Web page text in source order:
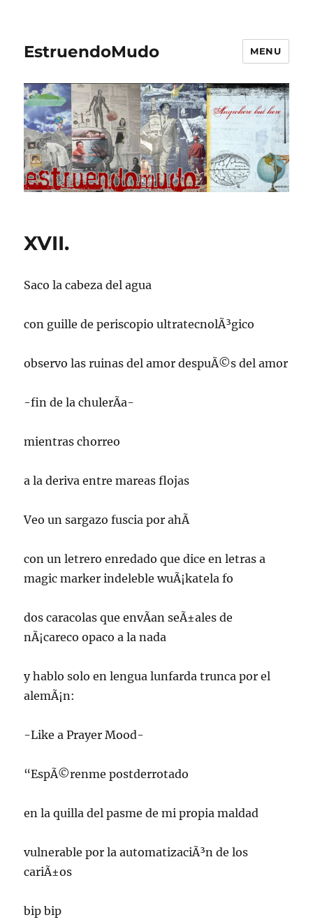
EstruendoMudo MENU
XVII.
Saco la cabeza del agua
con guille de periscopio ultratecnolÃ³gico
observo las ruinas del amor despuÃ©s del amor
-fin de la chulerÃ­a-
mientras chorreo
a la deriva entre mareas flojas
Veo un sargazo fuscia por ahÃ­
con un letrero enredado que dice en letras a
magic marker indeleble wuÃ¡katela fo
dos caracolas que envÃ­an seÃ±ales de
nÃ¡careco opaco a la nada
y hablo solo en lengua lunfarda trunca por el
alemÃ¡n:
-Like a Prayer Mood-
“EspÃ©renme postderrotado
en la quilla del pasme de mi propia maldad
vulnerable por la automatizaciÃ³n de los
cariÃ±os
bip bip